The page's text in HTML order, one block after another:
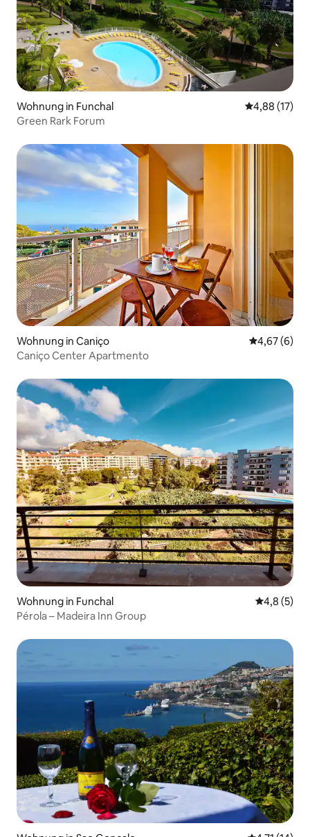
Wohnung in Funchal
4,88 (17)
Green Rark Forum
Wohnung in Caniço
4,67 (6)
Caniço Center Apartmento
Wohnung in Funchal
4,8 (5)
Pérola – Madeira Inn Group